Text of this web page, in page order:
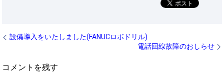
設備導入をいたしました(FANUCロボドリル)
電話回線故障のおしらせ
コメントを残す